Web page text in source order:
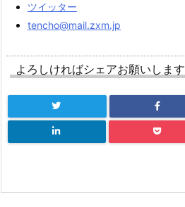
ツイッター
tencho@mail.zxm.jp
よろしければシェアお願いします